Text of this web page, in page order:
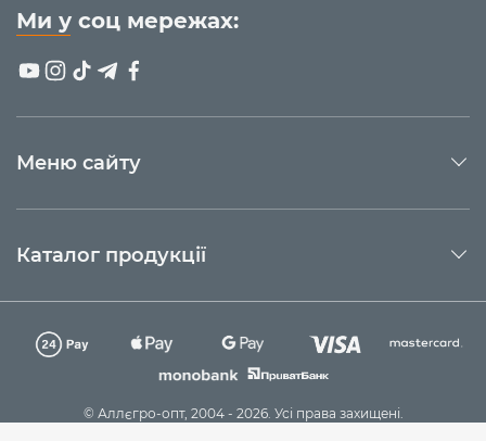
Меню сайту
Каталог продукції
Ми у соц мережах:
© Аллєгро-опт, 2004 - 2026. Усі права захищені.